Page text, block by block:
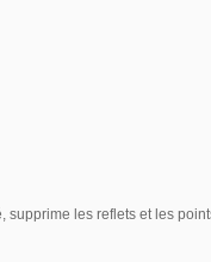
les reflets et les